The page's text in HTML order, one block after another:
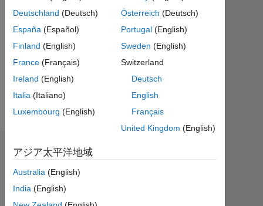
Followers:
Follow
ダッシュボード
統
計
Deutschland (Deutsch)
España (Español)
Finland (English)
France (Français)
Ireland (English)
Italia (Italiano)
Luxembourg (English)
Österreich (Deutsch)
Portugal (English)
Sweden (English)
Switzerland
Deutsch
English
Français
United Kingdom (English)
アジア太平洋地域
Australia (English)
India (English)